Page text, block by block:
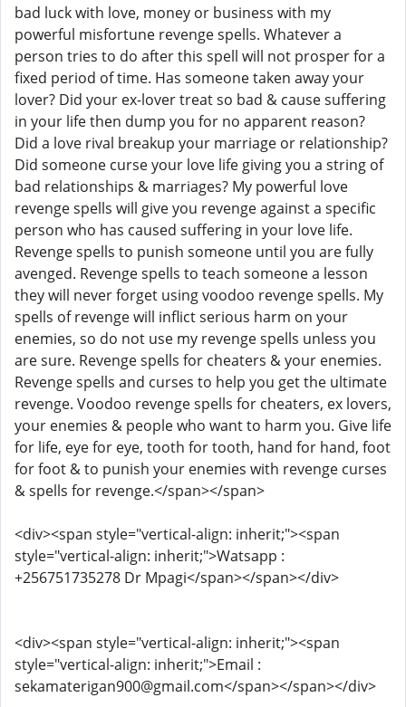
bad luck with love, money or business with my
powerful misfortune revenge spells. Whatever a
person tries to do after this spell will not prosper for a
fixed period of time. Has someone taken away your
lover? Did your ex-lover treat so bad & cause suffering
in your life then dump you for no apparent reason?
Did a love rival breakup your marriage or relationship?
Did someone curse your love life giving you a string of
bad relationships & marriages? My powerful love
revenge spells will give you revenge against a specific
person who has caused suffering in your love life.
Revenge spells to punish someone until you are fully
avenged. Revenge spells to teach someone a lesson
they will never forget using voodoo revenge spells. My
spells of revenge will inflict serious harm on your
enemies, so do not use my revenge spells unless you
are sure. Revenge spells for cheaters & your enemies.
Revenge spells and curses to help you get the ultimate
revenge. Voodoo revenge spells for cheaters, ex lovers,
your enemies & people who want to harm you. Give life
for life, eye for eye, tooth for tooth, hand for hand, foot
for foot & to punish your enemies with revenge curses
& spells for revenge.</span></span>
<div><span style="vertical-align: inherit;"><span
style="vertical-align: inherit;">Watsapp :
+256751735278 Dr Mpagi</span></span></div>
<div><span style="vertical-align: inherit;"><span
style="vertical-align: inherit;">Email :
sekamaterigan900@gmail.com</span></span></div>